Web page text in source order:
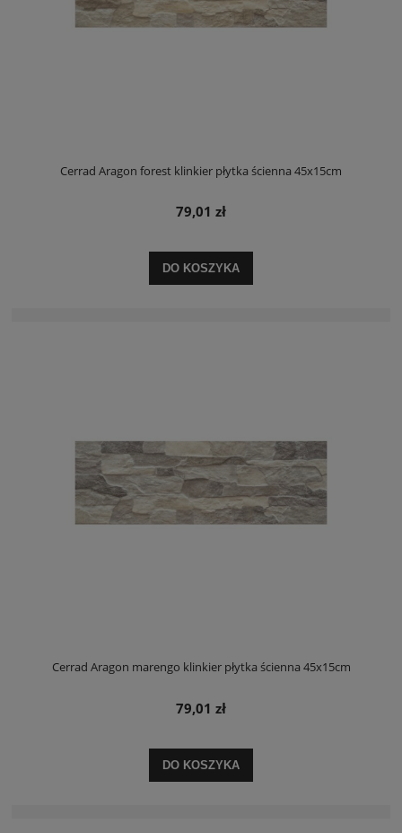
Cerrad Aragon forest klinkier płytka ścienna 45x15cm
79,01 zł
DO KOSZYKA
Cerrad Aragon marengo klinkier płytka ścienna 45x15cm
79,01 zł
DO KOSZYKA